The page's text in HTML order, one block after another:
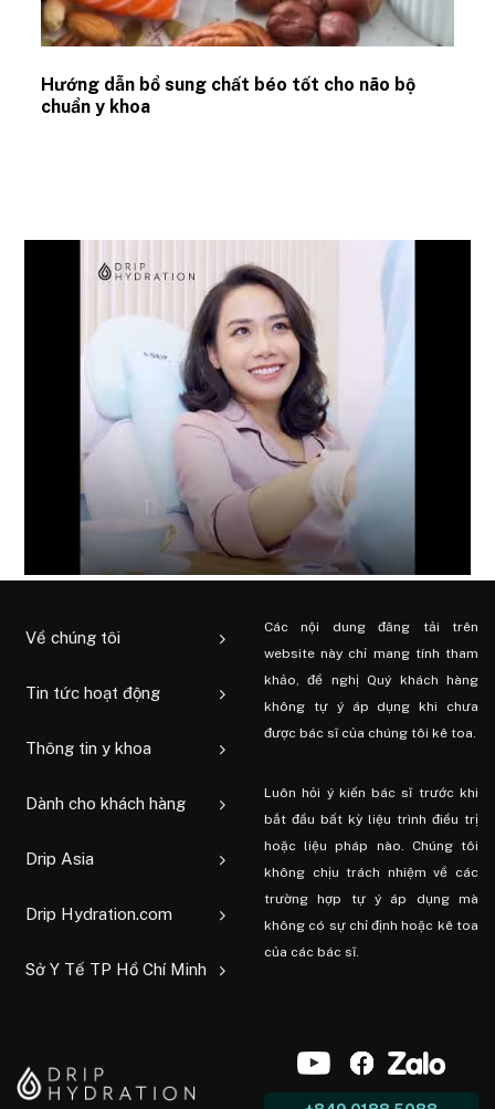
Hướng dẫn bổ sung chất béo tốt cho não bộ
chuẩn y khoa
Về chúng tôi
Tin tức hoạt động
Thông tin y khoa
Dành cho khách hàng
Drip Asia
Drip Hydration.com
Sở Y Tế TP Hồ Chí Minh
Các nội dung đăng tải trên
website này chỉ mang tính tham
khảo, đề nghị Quý khách hàng
không tự ý áp dụng khi chưa
được bác sĩ của chúng tôi kê toa.
Luôn hỏi ý kiến ​​bác sĩ trước khi
bắt đầu bất kỳ liệu trình điều trị
hoặc liệu pháp nào. Chúng tôi
không chịu trách nhiệm về các
trường hợp tự ý áp dụng mà
không có sự chỉ định hoặc kê toa
của các bác sĩ.